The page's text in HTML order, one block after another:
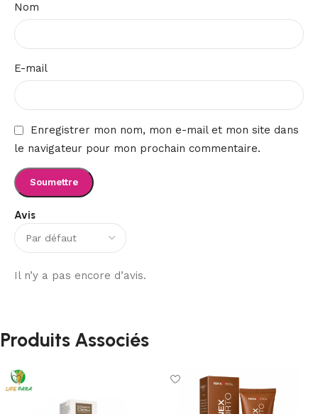
Avis
Il n’y a pas encore d’avis.
Nom
E-mail
Enregistrer mon nom, mon e-mail et mon site dans
le navigateur pour mon prochain commentaire.
Produits Associés